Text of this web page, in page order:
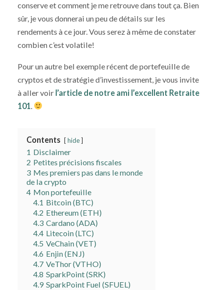
conserve et comment je me retrouve dans tout ça. Bien
sûr, je vous donnerai un peu de détails sur les
rendements à ce jour. Vous serez à même de constater
combien c’est volatile!
Pour un autre bel exemple récent de portefeuille de
cryptos et de stratégie d’investissement, je vous invite
à aller voir l’article de notre ami l’excellent Retraite
101
Contents hide
1 Disclaimer
2 Petites précisions fiscales
3 Mes premiers pas dans le monde
de la crypto
4 Mon portefeuille
4.1 Bitcoin (BTC)
4.2 Ethereum (ETH)
4.3 Cardano (ADA)
4.4 Litecoin (LTC)
4.5 VeChain (VET)
4.6 Enjin (ENJ)
4.7 VeThor (VTHO)
4.8 SparkPoint (SRK)
4.9 SparkPoint Fuel (SFUEL)